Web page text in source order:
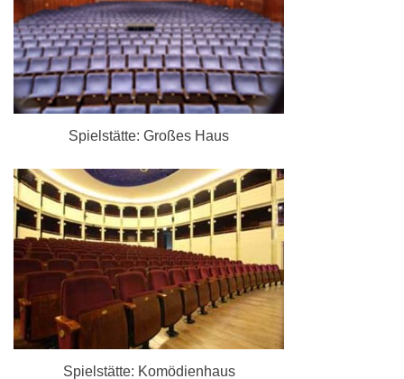
Spielstätte: Großes Haus
Spielstätte: Komödienhaus